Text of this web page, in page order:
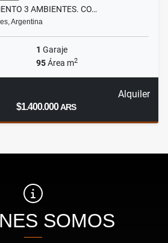
3 AMBIENTES. CO…
Argentina
1 Garaje
95Área m2
Alquiler
$1.400.000ARS
SOMOS